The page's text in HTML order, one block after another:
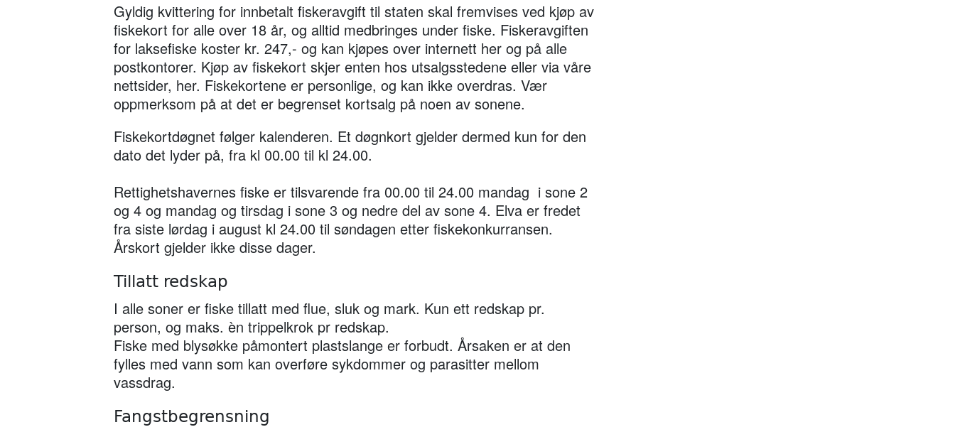
Gyldig kvittering for innbetalt fiskeravgift til staten skal fremvises ved kjøp av
fiskekort for alle over 18 år, og alltid medbringes under fiske. Fiskeravgiften
for laksefiske koster kr. 247,- og kan kjøpes over internett her og på alle
postkontorer. Kjøp av fiskekort skjer enten hos utsalgsstedene eller via våre
nettsider, her. Fiskekortene er personlige, og kan ikke overdras. Vær
oppmerksom på at det er begrenset kortsalg på noen av sonene.
Fiskekortdøgnet følger kalenderen. Et døgnkort gjelder dermed kun for den
dato det lyder på, fra kl 00.00 til kl 24.00.
Rettighetshavernes fiske er tilsvarende fra 00.00 til 24.00 mandag i sone 2
og 4 og mandag og tirsdag i sone 3 og nedre del av sone 4. Elva er fredet
fra siste lørdag i august kl 24.00 til søndagen etter fiskekonkurransen.
Årskort gjelder ikke disse dager.
Tillatt redskap
I alle soner er fiske tillatt med flue, sluk og mark. Kun ett redskap pr.
person, og maks. èn trippelkrok pr redskap.
Fiske med blysøkke påmontert plastslange er forbudt. Årsaken er at den
fylles med vann som kan overføre sykdommer og parasitter mellom
vassdrag.
Fangstbegrensning